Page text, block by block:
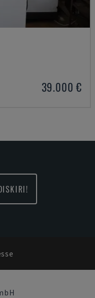
39.000 €